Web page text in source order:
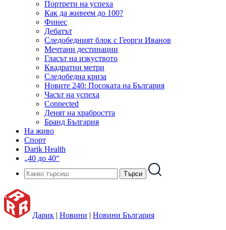
Портрети на успеха
Как да живеем до 100?
Финес
Дебатът
Следобедният блок с Георги Иванов
Мечтани дестинации
Гласът на изкуството
Квадратни метри
Следобедна криза
Новите 240: Посоката на България
Часът на успеха
Connected
Денят на храбростта
Бранд България
На живо
Спорт
Darik Health
„40 до 40“
Дарик | Новини | Новини България